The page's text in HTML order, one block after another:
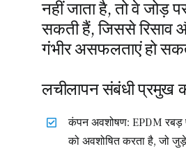
नहीं जाता है, तो वे जोड़
सकती हैं, जिससे रिसाव
गंभीर असफलताएं हो
लचीलापन संबंधी प्रमुख
कंपन अवशोषण: EPDM रबड़
को अवशोषित करता है, जो